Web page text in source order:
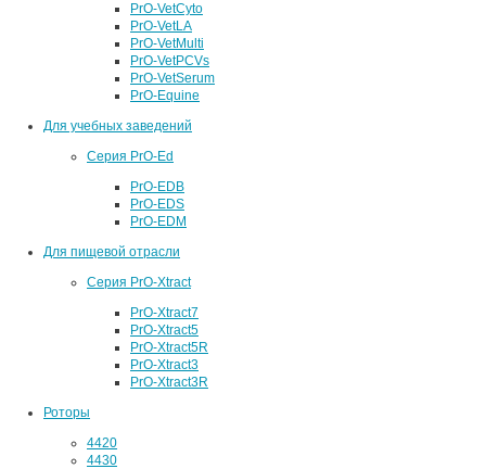
PrO-VetCyto
PrO-VetLA
PrO-VetMulti
PrO-VetPCVs
PrO-VetSerum
PrO-Equine
Для учебных заведений
Серия PrO-Ed
PrO-EDB
PrO-EDS
PrO-EDM
Для пищевой отрасли
Серия PrO-Xtract
PrO-Xtract7
PrO-Xtract5
PrO-Xtract5R
PrO-Xtract3
PrO-Xtract3R
Роторы
4420
4430